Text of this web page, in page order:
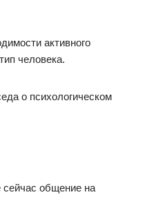
активного
человека.
о психологическом
сейчас общение на